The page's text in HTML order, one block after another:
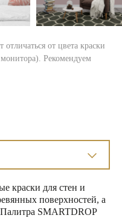
от цвета краски
Рекомендуем
краски для стен и
поверхностей, а
Палитра SMARTDROP